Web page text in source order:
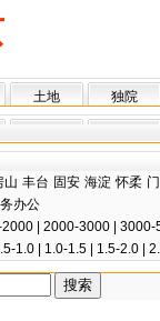
土地 独院
山 丰台 固安 海淀 怀柔
办公
2000 2000-3000
3000-
1.0 1.0-1.5 1.5-2.0